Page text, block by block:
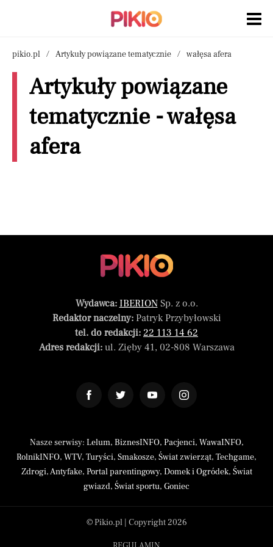
pikio.pl Artykuły powiązane tematycznie wałęsa afera
Artykuły powiązane
tematycznie - wałęsa
afera
Wydawca: IBERIONSp. z o.o.
Redaktor naczelny:Patryk Przybyłowski
tel. do redakcji: 22 113 14 62
Adres redakcji:ul. Zięby 41, 02-808 Warszawa
Nasze serwisy: Lelum, BiznesINFO, Pacjenci, WawaINFO,
RolnikINFO, WTV, Turyści, Smakosze, Świat zwierząt, Techgame,
Zdrogi,Antyfake, Portal parentingowy, Domek i Ogródek, Świat
gwiazd, Świat sportu, Goniec
© Pikio.pl | Copyright 2026